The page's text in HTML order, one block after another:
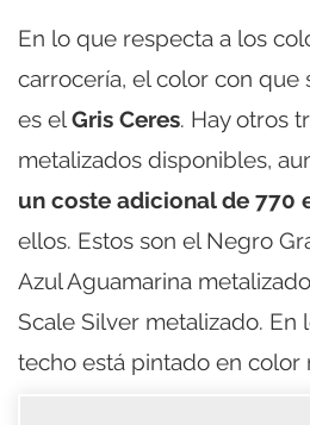
En lo que respecta a los
carrocería, el color con que
es elGris Ceres. Hay otros
metalizados disponibles,
un coste adicional de 770
ellos. Estos son el Negro
Azul Aguamarina
Scale Silver metalizado. En
techo está pintado en color